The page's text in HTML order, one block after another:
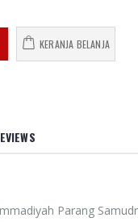
KERANJA BELANJA
Parang